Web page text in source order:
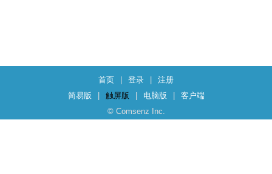
首页 登录
注册
简易版
触屏版 电脑版
客户端
© Comsenz Inc.